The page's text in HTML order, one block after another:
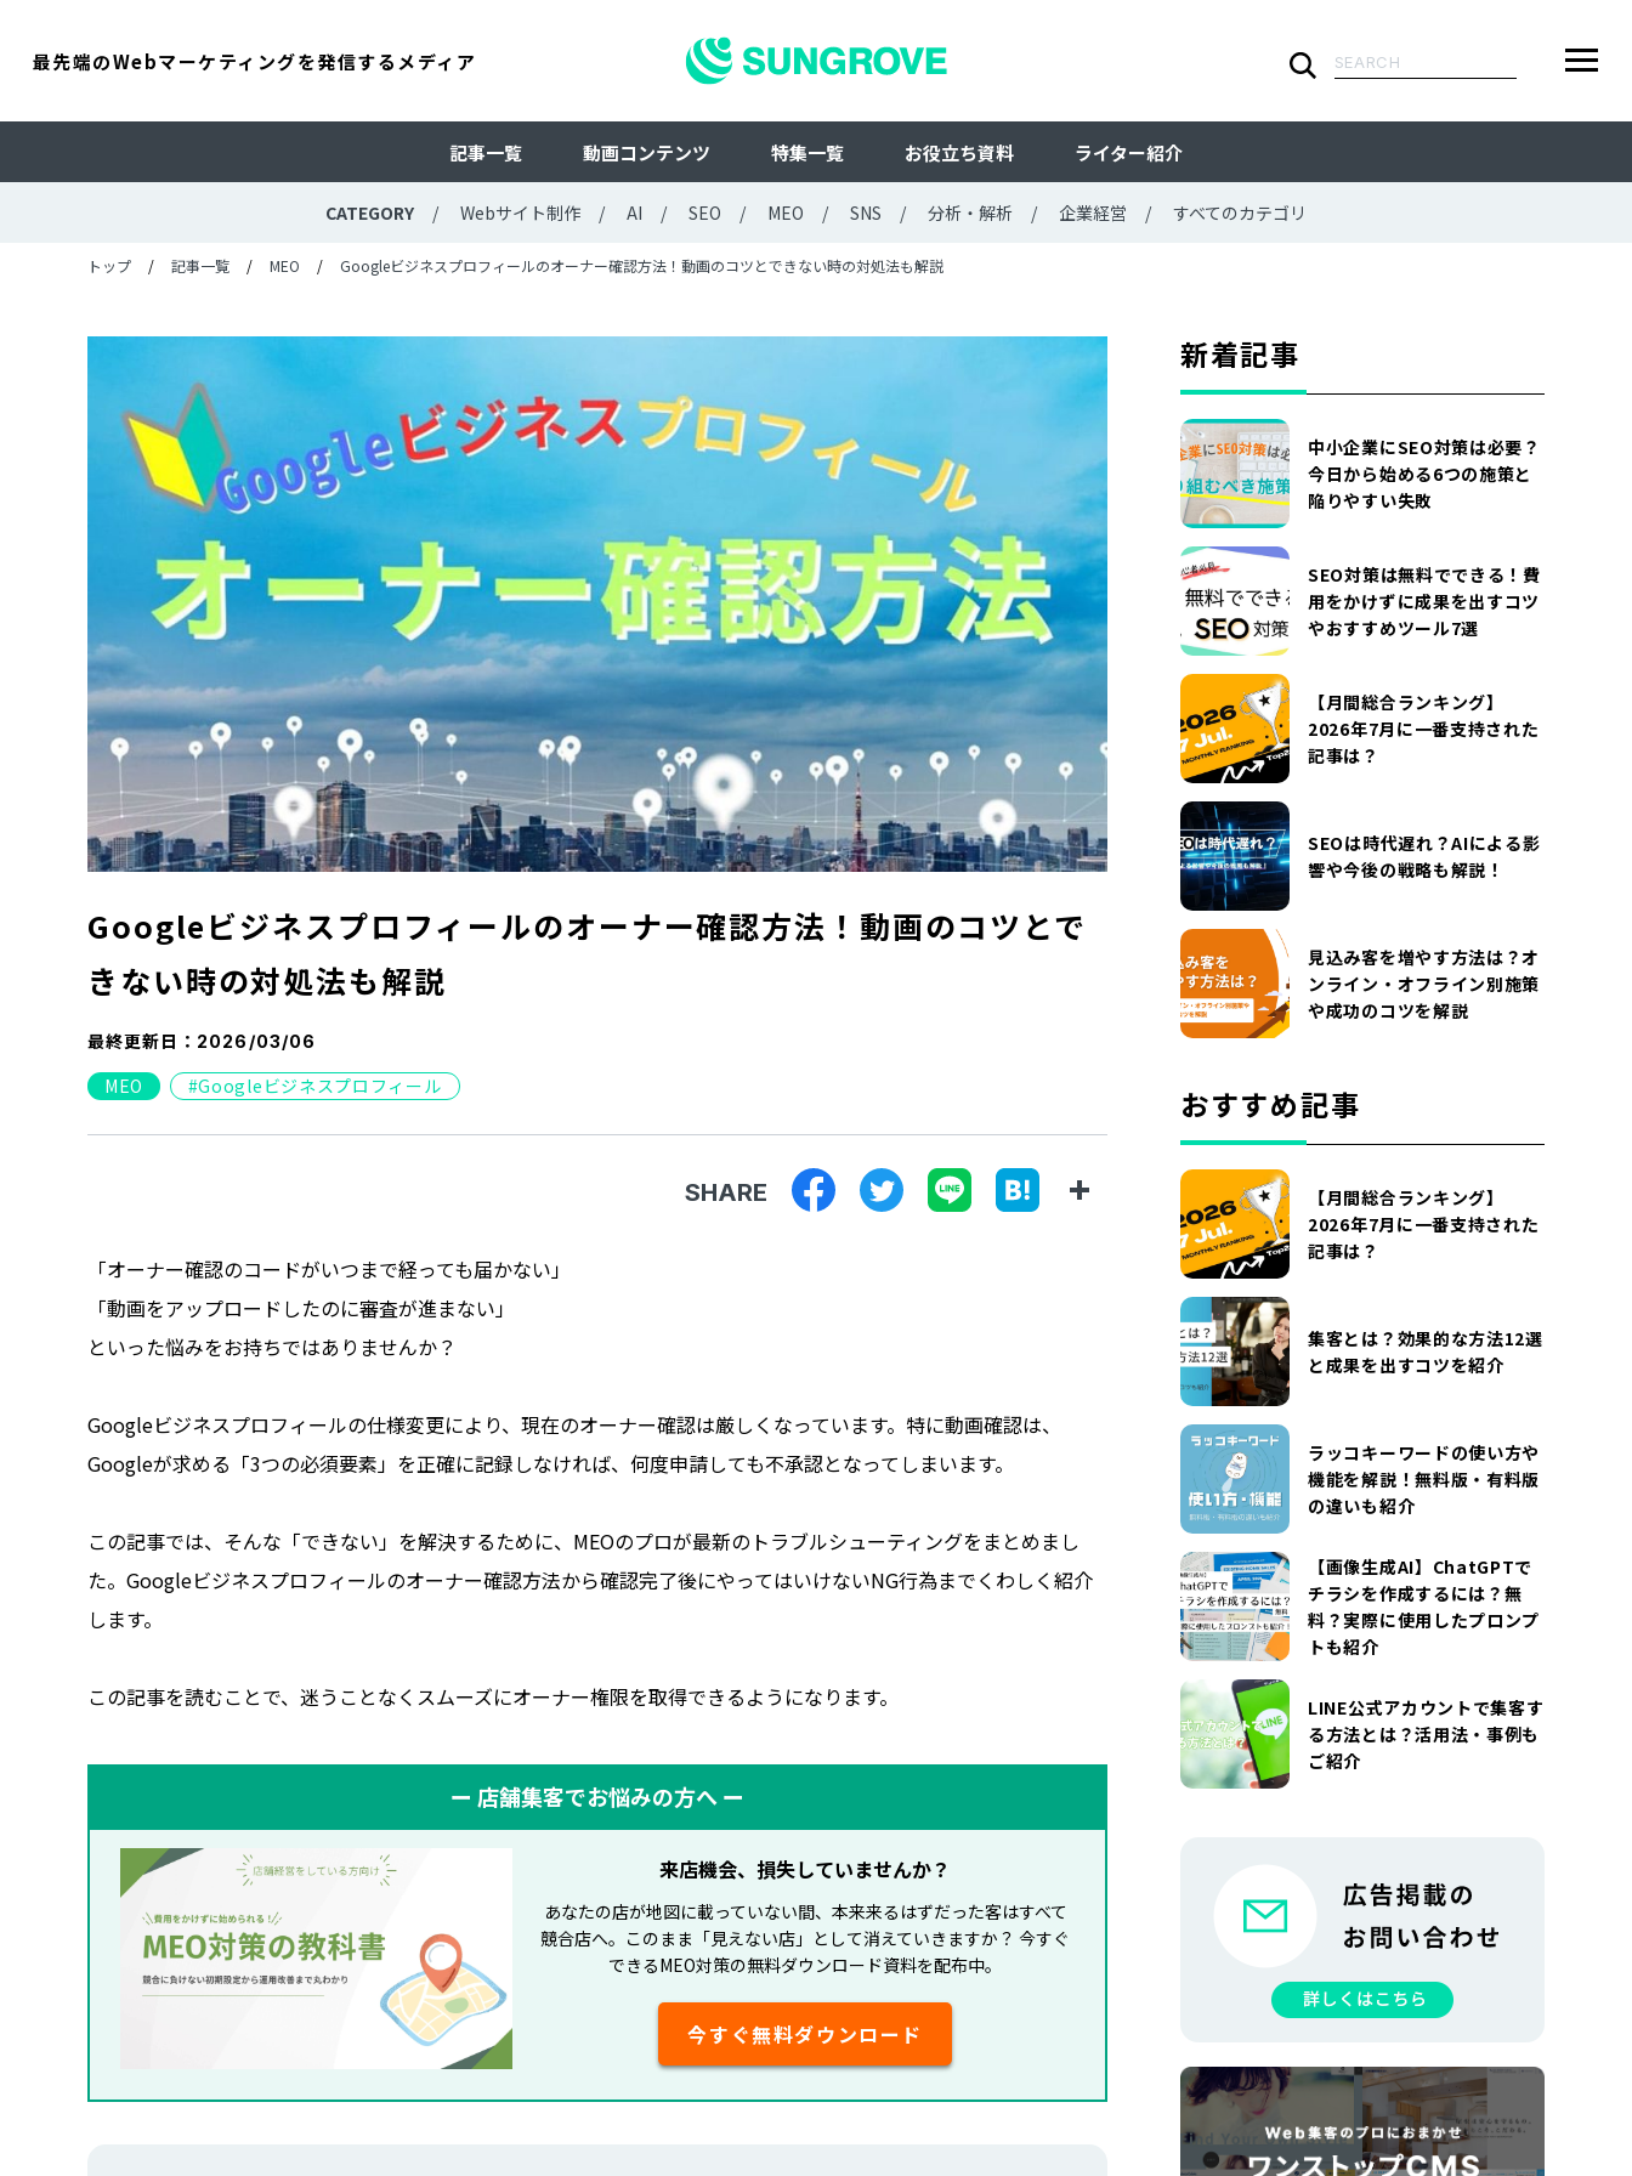
最先端のWebマーケティングを発信するメディア
検
記事一覧 動画コンテンツ 特集一覧 お役立ち資料 ライター紹介
CATEGORY Webサイト制作 AI SEO MEO SNS 分析・解析 企業経営 すべてのカテゴリ
ニ
ュ
ARTICLE
すべての記事
CATEGORY
WRITER
ライターで探す
FEATURE
MOVIE
DOCUMENT
お役立ち資料
お問い合わせ
『SUNGROVE』について
利用規約
広告掲載に関する規約
特定商取引法に基づく表記
プライバシーポリシー
トップ 記事一覧 MEO Googleビジネスプロフィールのオーナー確認方法！動画のコツとできない時の対処法も解説
Googleビジネスプロフィールのオーナー確認方法！動画のコツとで
きない時の対処法も解説
最終更新日： 2026/03/06
MEO Googleビジネスプロフィール
SHARE
「オーナー確認のコードがいつまで経っても届かない」
「動画をアップロードしたのに審査が進まない」
といった悩みをお持ちではありませんか？
Googleビジネスプロフィールの仕様変更により、現在のオーナー確認は厳しくなっています。特に動画確認は、
Googleが求める「3つの必須要素」を正確に記録しなければ、何度申請しても不承認となってしまいます。
この記事では、そんな「できない」を解決するために、MEOのプロが最新のトラブルシューティングをまとめまし
た。Googleビジネスプロフィールのオーナー確認方法から確認完了後にやってはいけないNG行為までくわしく紹介
します。
この記事を読むことで、迷うことなくスムーズにオーナー権限を取得できるようになります。
ー 店舗集客でお悩みの方へ ー
来店機会、損失していませんか？
あなたの店が地図に載っていない間、本来来るはずだった客はすべて
競合店へ。このまま「見えない店」として消えていきますか？ 今すぐ
できるMEO対策の無料ダウンロード資料を配布中。
今すぐ無料ダウンロード
新着記事
中小企業にSEO対策は必要？
今日から始める6つの施策と
陥りやすい失敗
SEO対策は無料でできる！費
用をかけずに成果を出すコツ
やおすすめツール7選
【月間総合ランキング】
2026年7月に一番支持された
記事は？
SEOは時代遅れ？AIによる影
響や今後の戦略も解説！
見込み客を増やす方法は？オ
ンライン・オフライン別施策
や成功のコツを解説
おすすめ記事
【月間総合ランキング】
2026年7月に一番支持された
記事は？
集客とは？効果的な方法12選
と成果を出すコツを紹介
ラッコキーワードの使い方や
機能を解説！無料版・有料版
の違いも紹介
【画像生成AI】ChatGPTで
チラシを作成するには？無
料？実際に使用したプロンプ
トも紹介
LINE公式アカウントで集客す
る方法とは？活用法・事例も
ご紹介